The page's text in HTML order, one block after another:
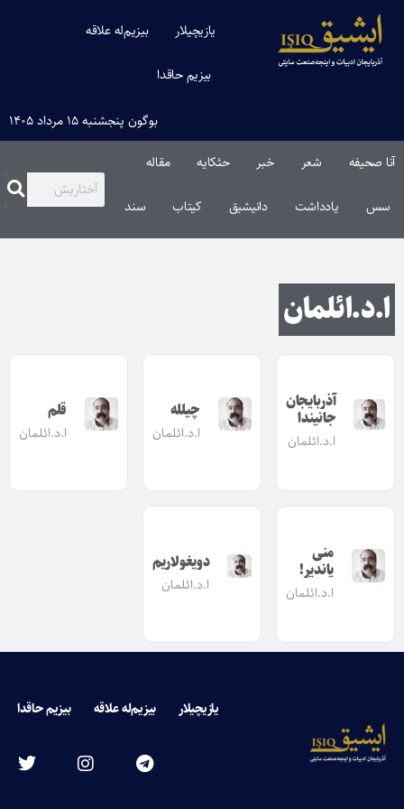
یازیچیلار بیزیم‌له علاقه
بیزیم حاقدا
بوگون پنجشنبه ۱۵ مرداد ۱۴۰۵
آنا صحیفه شعر خبر حئکایه مقاله‌
سس یادداشت دانیشیق کیتاب سند
ا.د.ائلمان
آذربایجان
جانیندا
ا.د.ائلمان
چیلله
ا.د.ائلمان
قلم
ا.د.ائلمان
منی
یاندیر!
ا.د.ائلمان
دویغولاریم
ا.د.ائلمان
یازیچیلار بیزیم‌له علاقه بیزیم حاقدا